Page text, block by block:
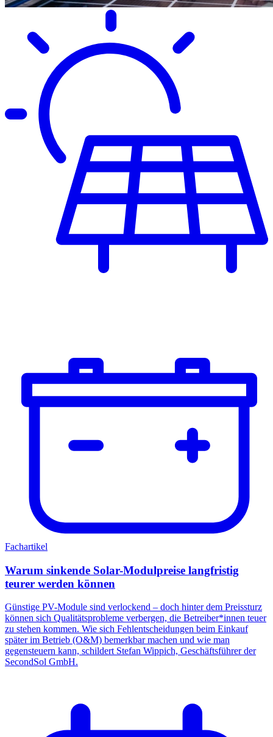
Fachartikel
Warum sinkende Solar-Modulpreise langfristig
teurer werden können
Günstige PV-Module sind verlockend – doch hinter dem Preissturz
können sich Qualitätsprobleme verbergen, die Betreiber*innen teuer
zu stehen kommen. Wie sich Fehlentscheidungen beim Einkauf
später im Betrieb (O&M) bemerkbar machen und wie man
gegensteuern kann, schildert Stefan Wippich, Geschäftsführer der
SecondSol GmbH.